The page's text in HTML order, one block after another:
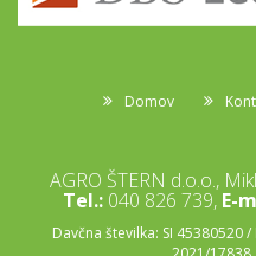
Domov
AGRO ŠTERN d.o.o.,
Tel.: 040 826 739, E-
Davčna številka: SI 45380520